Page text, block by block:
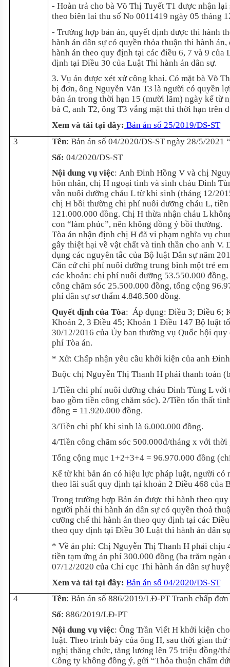
- Hoàn trả cho bà Võ Thị Tuyết T1 được nhận
theo biên lai thu số No 0011419 ngày 05 tháng
- Trường hợp bản án, quyết định được thi hành
hành án dân sự có quyền thỏa thuận thi hành
hành án theo quy định tại các điều 6, 7 và 9
định tại Điều 30 của Luật Thi hành án dân sự.
3. Vụ án được xét xử công khai. Có mặt bà Võ
bị đơn, ông Nguyễn Văn T3 là người có quyền
bản án trong thời hạn 15 (mười lăm) ngày kể từ
bà C, anh T2, ông T3 vắng mặt thì thời hạn trên
Xem và tải tại đây: Bản án số 25/2019/DS-ST
3
Tên:Bản án số 04/2020/DS-ST ngày 28/5/
Số:04/2020/DS-ST
Nội dung vụ việc:Anh Đinh Hồng V và chị
hôn nhân, chị H ngoại tình và sinh cháu Đinh
vẫn nuôi dưỡng cháu L từ khi sinh (tháng 12/
chị H bồi thường chi phí nuôi dưỡng cháu L,
121.000.000 đồng. Chị H thừa nhận cháu L
con “làm phúc”, nên không đồng ý bồi thường.
Tòa án nhận định chị H đã vi phạm nghĩa vụ
gây thiệt hại về vật chất và tinh thần cho anh V.
dụng các nguyên tắc của Bộ luật Dân sự năm
Căn cứ chi phí nuôi dưỡng trung bình một trẻ
các khoản: chi phí nuôi dưỡng 53.550.000
công chăm sóc 25.500.000 đồng, tổng cộng
phí dân sự sơ thẩm 4.848.500 đồng.
Quyết định của Tòa:Áp dụng: Điều 3; Điều 6;
Khoản 2, 3 Điều 45; Khoản 1 Điều 147 Bộ luật
30/12/2016 của Ủy ban thường vụ Quốc hội
phí Tòa án.
* Xử: Chấp nhận yêu cầu khởi kiện của anh
Buộc chị Nguyễn Thị Thanh H phải thanh toán
1/Tiền chi phí nuôi dưỡng cháu Đinh Tùng L với
bao gồm tiền công chăm sóc). 2/Tiền tổn thất
đồng = 11.920.000 đồng.
3/Tiền chi phí khi sinh là 6.000.000 đồng.
4/Tiền công chăm sóc 500.000đ/tháng x với
Tổng cộng mục 1+2+3+4 = 96.970.000 đồng
Kể từ khi bản án có hiệu lực pháp luật, người
theo lãi suất quy định tại khoản 2 Điều 468 của
Trong trường hợp Bản án được thi hành theo
người phải thi hành án dân sự có quyền thoả
cưỡng chế thi hành án theo quy định tại các
theo quy định tại Điều 30 Luật thi hành án dân
* Về án phí: Chị Nguyễn Thị Thanh H phải chịu
tiền tạm ứng án phí 300.000 đồng (ba trăm
07/12/2020 của Chi cục Thi hành án dân sự
Xem và tải tại đây: Bản án số 04/2020/DS-ST
4
Tên: Bản án số 886/2019/LĐ-PT Tranh chấp
Số: 886/2019/LĐ-PT
Nội dung vụ việc: Ông Trần Viết H khởi kiện
luật. Theo trình bày của ông H, sau thời gian
nghị thăng chức, tăng lương lên 75 triệu đồng/
Công ty không đồng ý, gửi “Thỏa thuận chấm